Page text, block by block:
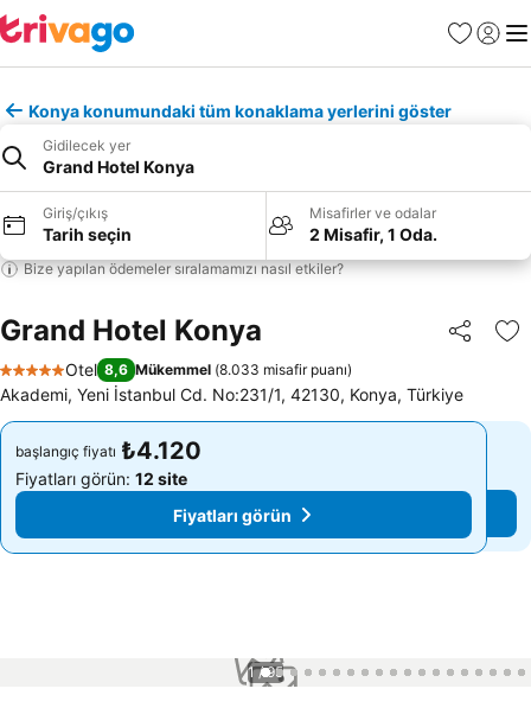
Favoriler
Giriş
Konya konumundaki tüm konaklama yerlerini göster
Gidilecek yer
Grand Hotel Konya
Giriş/çıkış
Tarih seçin
Misafirler ve odalar
2 Misafir, 1 Oda.
Bize yapılan ödemeler sıralamamızı nasıl etkiler?
Grand Hotel Konya Paylaş
5 Yıldız
Otel 8,6 Mükemmel (8.033 misafir puanı)
Akademi, Yeni İstanbul Cd. No:231/1, 42130, Konya, Türkiye
başlangıç fiyatı ₺4.120
Fiyatları görün: 12 site
Fiyatları görün
başlangıç fiyatı ₺4.120
Fiyatları görün: 12 site
Fiyatları görün
1 / 95